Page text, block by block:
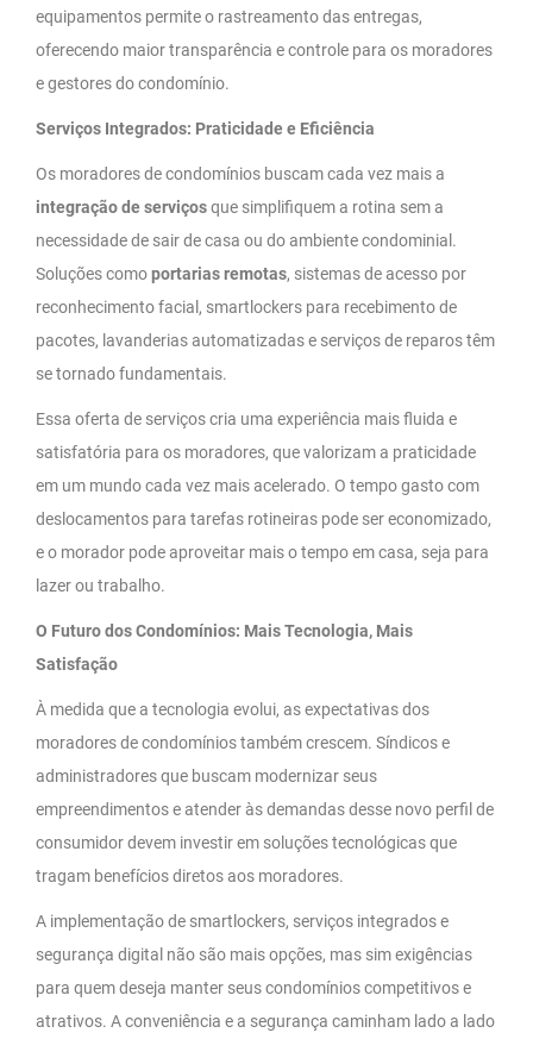
equipamentos permite o rastreamento das entregas,
oferecendo maior transparência e controle para os moradores
e gestores do condomínio.
Serviços Integrados: Praticidade e Eficiência
Os moradores de condomínios buscam cada vez mais a
integração de serviçosque simplifiquem a rotina sem a
necessidade de sair de casa ou do ambiente condominial.
Soluções comoportarias remotas, sistemas de acesso por
reconhecimento facial, smartlockers para recebimento de
pacotes, lavanderias automatizadas e serviços de reparos têm
se tornado fundamentais.
Essa oferta de serviços cria uma experiência mais fluida e
satisfatória para os moradores, que valorizam a praticidade
em um mundo cada vez mais acelerado. O tempo gasto com
deslocamentos para tarefas rotineiras pode ser economizado,
e o morador pode aproveitar mais o tempo em casa, seja para
lazer ou trabalho.
O Futuro dos Condomínios: Mais Tecnologia, Mais
Satisfação
À medida que a tecnologia evolui, as expectativas dos
moradores de condomínios também crescem. Síndicos e
administradores que buscam modernizar seus
empreendimentos e atender às demandas desse novo perfil de
consumidor devem investir em soluções tecnológicas que
tragam benefícios diretos aos moradores.
A implementação de smartlockers, serviços integrados e
segurança digital não são mais opções, mas sim exigências
para quem deseja manter seus condomínios competitivos e
atrativos. A conveniência e a segurança caminham lado a lado